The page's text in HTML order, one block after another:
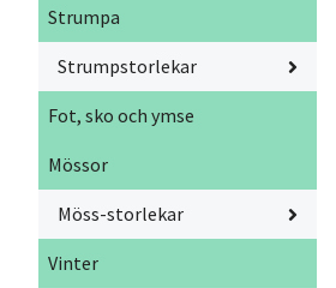
Strumpa
Strumpstorlekar
Fot, sko och ymse
Mössor
Möss-storlekar
Vinter